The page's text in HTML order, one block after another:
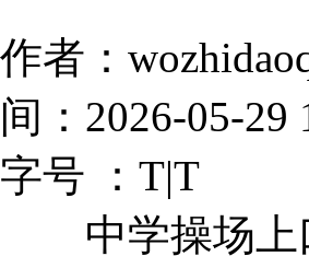
作者：
间：2026-05-29
字号 ： T|T
中学操场上口